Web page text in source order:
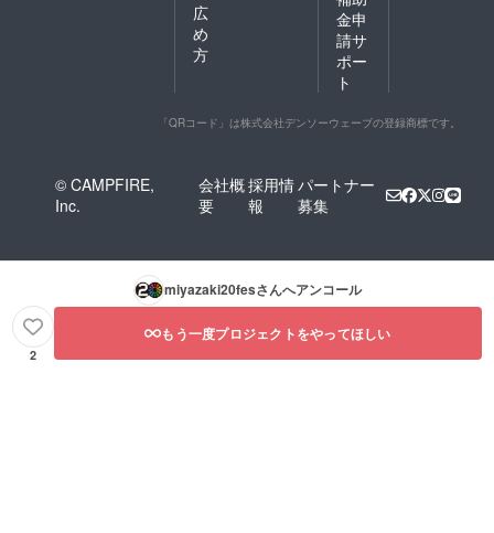
広
め
方
金申
請サ
ポー
ト
「QRコード」は株式会社デンソーウェーブの登録商標です。
© CAMPFIRE,
Inc.
会社概
要
採用情
報
パートナー
募集
miyazaki20fesさんへアンコール
2
もう一度プロジェクトをやってほしい